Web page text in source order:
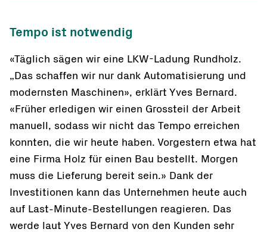
Tempo ist notwendig
«Täglich sägen wir eine LKW-Ladung Rundholz.
„Das schaffen wir nur dank Automatisierung und
modernsten Maschinen», erklärt Yves Bernard.
«Früher erledigen wir einen Grossteil der Arbeit
manuell, sodass wir nicht das Tempo erreichen
konnten, die wir heute haben. Vorgestern etwa hat
eine Firma Holz für einen Bau bestellt. Morgen
muss die Lieferung bereit sein.» Dank der
Investitionen kann das Unternehmen heute auch
auf Last-Minute-Bestellungen reagieren. Das
werde laut Yves Bernard von den Kunden sehr